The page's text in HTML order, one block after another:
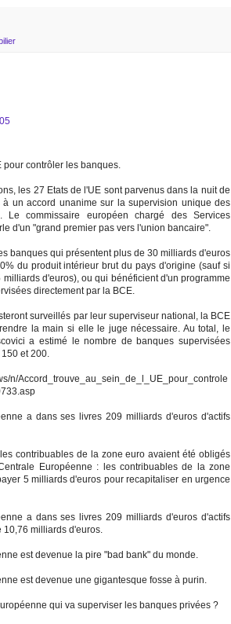
pour contrôler les banques.
les 27 Etats de l'UE sont parvenus dans la nuit de
un accord unanime sur la supervision unique des
commissaire européen chargé des Services
d'un "grand premier pas vers l'union bancaire".
banques qui présentent plus de 30 milliards d'euros
du produit intérieur brut du pays d'origine (sauf si
milliards d'euros), ou qui bénéficient d'un programme
directement par la BCE.
surveillés par leur superviseur national, la BCE
la main si elle le juge nécessaire. Au total, le
a estimé le nombre de banques supervisées
et 200.
n/Accord_trouve_au_sein_de_l_UE_pour_controle
a dans ses livres 209 milliards d'euros d'actifs
contribuables de la zone euro avaient été obligés
Européenne : les contribuables de la zone
5 milliards d'euros pour recapitaliser en urgence
a dans ses livres 209 milliards d'euros d'actifs
10,76 milliards d'euros.
est devenue la pire "bad bank" du monde.
est devenue une gigantesque fosse à purin.
qui va superviser les banques privées ?